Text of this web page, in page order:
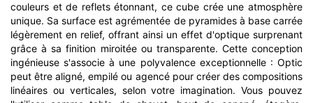
couleurs et de reflets étonnant, ce cube crée une atmosphère
unique. Sa surface est agrémentée de pyramides à base carrée
légèrement en relief, offrant ainsi un effet d'optique surprenant
grâce à sa finition miroitée ou transparente. Cette conception
ingénieuse s'associe à une polyvalence exceptionnelle : Optic
peut être aligné, empilé ou agencé pour créer des compositions
linéaires ou verticales, selon votre imagination. Vous pouvez